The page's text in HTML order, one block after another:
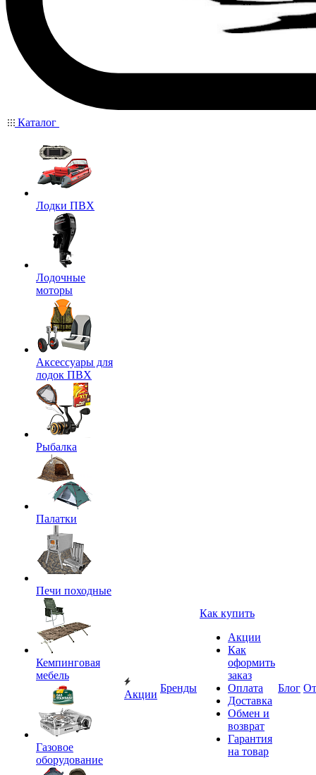
Каталог
Лодки ПВХ
Лодочные
моторы
Аксессуары для
лодок ПВХ
Рыбалка
Палатки
Печи походные
Кемпинговая
мебель
Газовое
оборудование
Акции
Бренды
Как купить
Акции
Как
оформить
заказ
Оплата
Доставка
Обмен и
возврат
Гарантия
на товар
Блог